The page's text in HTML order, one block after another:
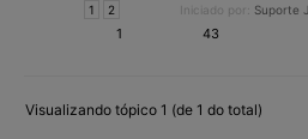
1 2 Iniciado por: Suporte
1 43
Visualizando tópico 1 (de 1 do total)